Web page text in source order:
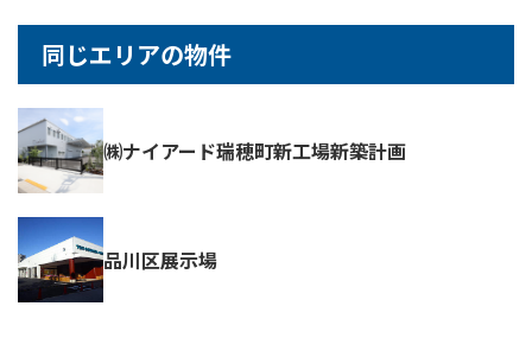
同じエリアの物件
㈱ナイアード瑞穂町新工場新築計画
品川区展示場